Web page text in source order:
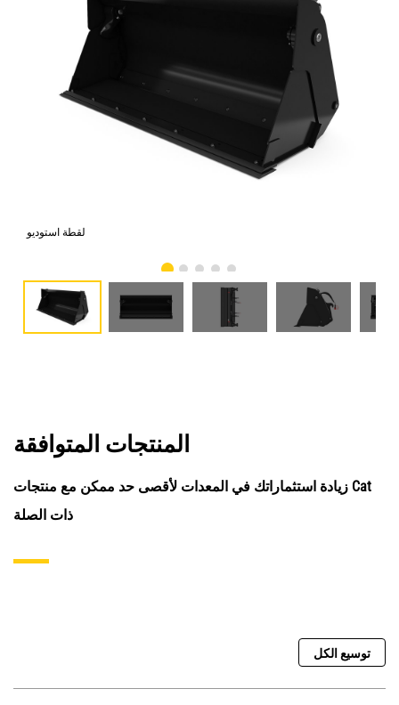
لقطة استوديو
المنتجات المتوافقة
زيادة استثماراتك في المعدات لأقصى حد ممكن مع منتجات Cat
ذات الصلة
توسيع الكل